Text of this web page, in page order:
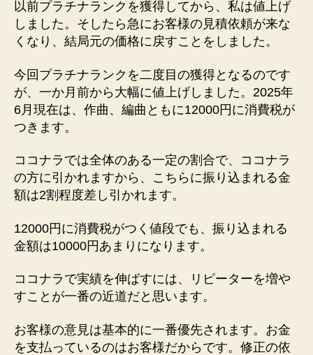
以前プラチナランクを獲得してから、私は値上げ
しました。そしたら急にお客様の見積依頼が来な
くなり、結局元の価格に戻すことをしました。
今回プラチナランクを二度目の獲得となるのです
が、一か月前から大幅に値上げしました。2025年
6月現在は、作曲、編曲ともに12000円に消費税が
つきます。
ココナラでは全体のある一定の割合で、ココナラ
の方に引かれますから、こちらに振り込まれる金
額は2割程度差し引かれます。
12000円に消費税がつく値段でも、振り込まれる
金額は10000円あまりになります。
ココナラで実績を伸ばすには、リピーターを増や
すことが一番の近道だと思います。
お客様の意見は基本的に一番優先されます。お金
を支払っているのはお客様だからです。修正の依